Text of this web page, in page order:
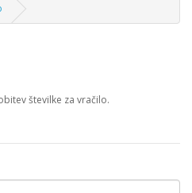
številke za vračilo.